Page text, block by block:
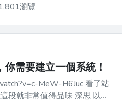
瀏覽
需要建立一個系統！
MeW-H6Juc 看了站